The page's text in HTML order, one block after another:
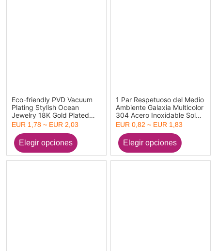
Eco-friendly PVD Vacuum
Plating Stylish Ocean
Jewelry 18K Gold Plated
304 Stainless Steel Fish
Animal 3D Hoop Earrings
For Women Gift
EUR 1,78 ~ EUR 2,03
1 Par Respetuoso del Medio
Ambiente Galaxia Multicolor
304 Acero Inoxidable Sol
Hélice Pendientes de Poste
de Oreja
EUR 0,82 ~ EUR 1,83